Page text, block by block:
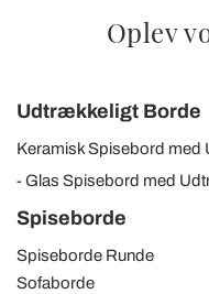
Oplev
Udtrækkeligt Borde
Keramisk Spisebord med
Glas Spisebord med
Spiseborde
Spiseborde Runde
Sofaborde